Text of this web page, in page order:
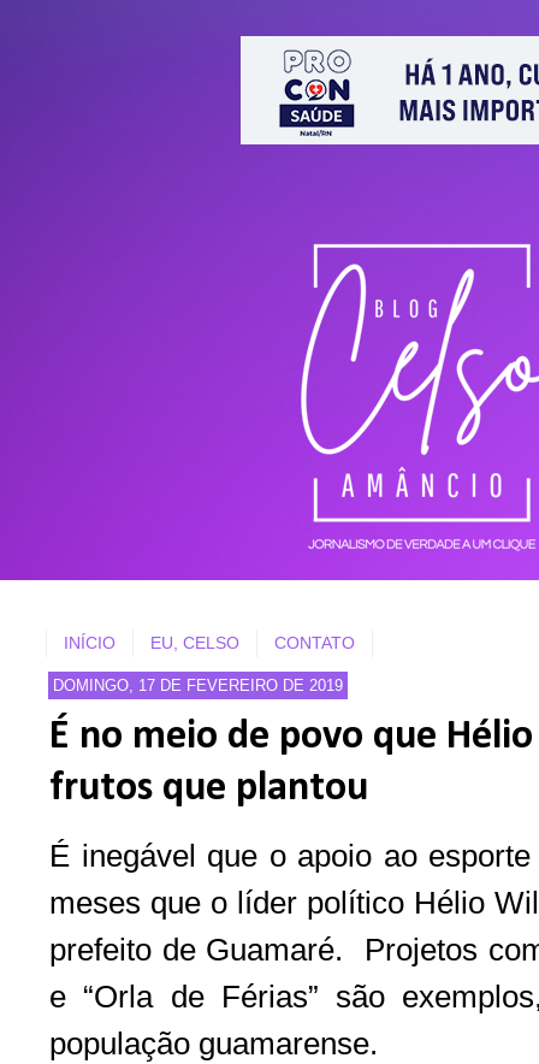
INÍCIO EU, CELSO CONTATO
DOMINGO, 17 DE FEVEREIRO DE 2019
É no meio de povo que
frutos que plantou
É inegável que o apoio ao
meses que o líder político Hélio
prefeito de Guamaré. Projetos
e “Orla de Férias” são
população guamarense.